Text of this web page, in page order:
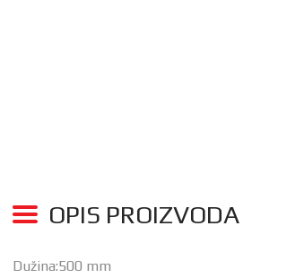
OPIS PROIZVODA
Dužina:500 mm